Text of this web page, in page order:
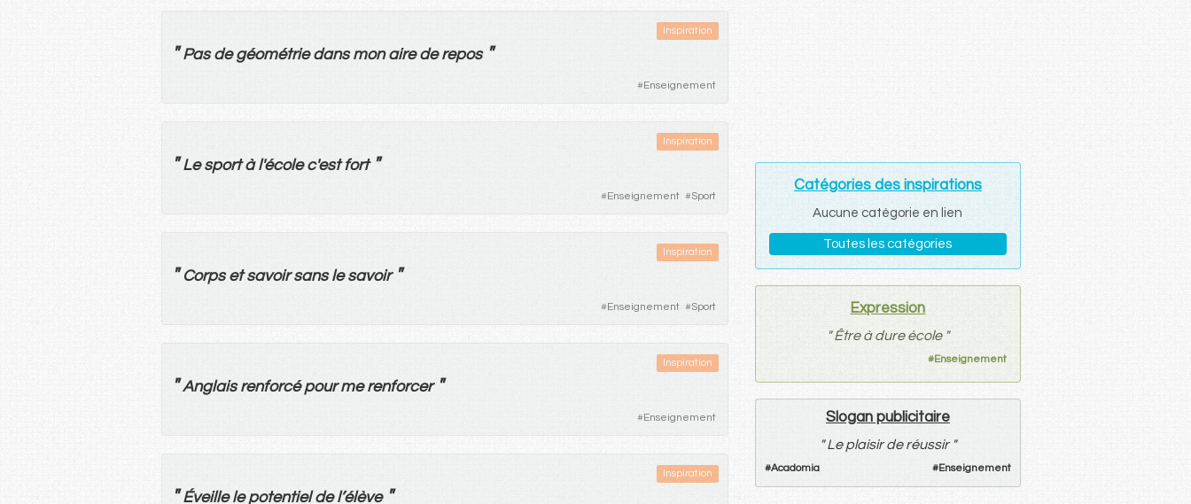
Inspiration
" Pas de géométrie dans mon aire de repos "
#Enseignement
Inspiration
" Le sport àl'écolec'est fort "
#Enseignement #Sport
Inspiration
" Corps et savoir sans le savoir "
#Enseignement #Sport
Inspiration
" Anglais renforcé pour me renforcer "
#Enseignement
Inspiration
" Éveille le potentiel del’élève "
Catégories des inspirations
Aucune catégorie en lien
Toutes les catégories
Expression
" Être à dure école "
#Enseignement
Slogan publicitaire
" Le plaisir de réussir "
#Acadomia #Enseignement